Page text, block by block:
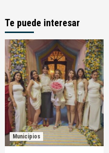
Te puede interesar
Municipios